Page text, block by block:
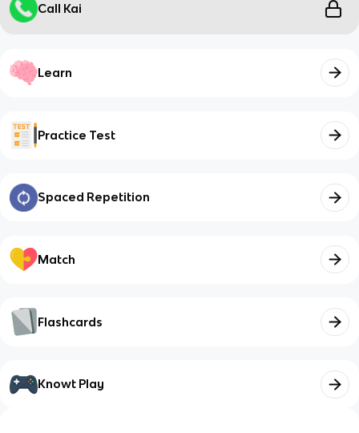
Call Kai
Learn
Practice Test
Spaced Repetition
Match
Flashcards
Knowt Play